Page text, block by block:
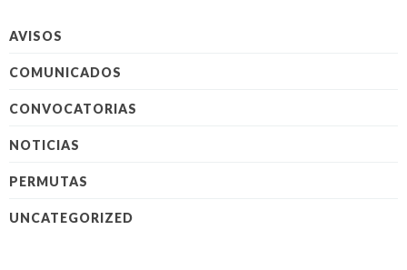
AVISOS
COMUNICADOS
CONVOCATORIAS
NOTICIAS
PERMUTAS
UNCATEGORIZED